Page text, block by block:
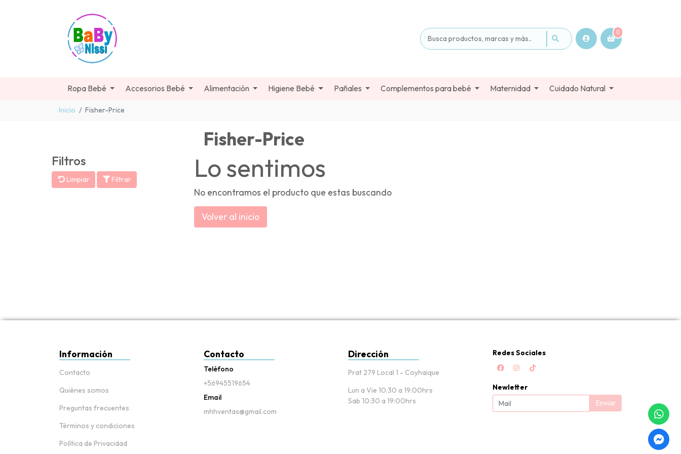
0
Ropa Bebé Accesorios Bebé Alimentación Higiene Bebé Pañales Complementos para bebé Maternidad Cuidado Natural
Inicio Fisher-Price
Fisher-Price
Filtros
Limpiar Filtrar Lo sentimos
No encontramos el producto que estas buscando
Volver al inicio
Información
Contacto
Quiénes somos
Preguntas frecuentes
Términos y condiciones
Política de Privacidad
Contacto
Teléfono
+56945519654
Email
mhhventas@gmail.com
Dirección
Prat 279 Local 1 - Coyhaique
Lun a Vie 10:30 a 19:00hrs
Sab 10:30 a 19:00hrs
Redes Sociales
Newletter
Enviar